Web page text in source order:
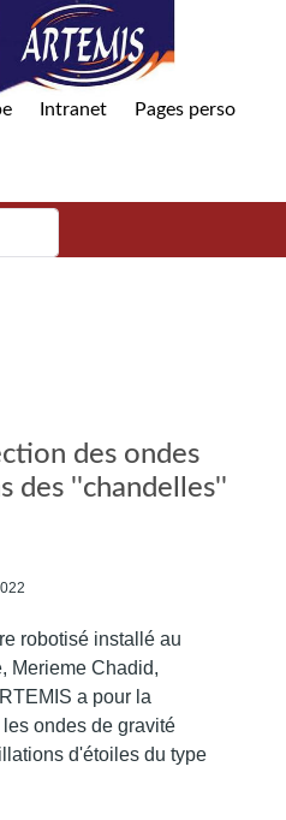
Intranet Pages perso
des ondes
des ''chandelles''
robotisé installé au
Merieme Chadid,
a pour la
ondes de gravité
d'étoiles du type